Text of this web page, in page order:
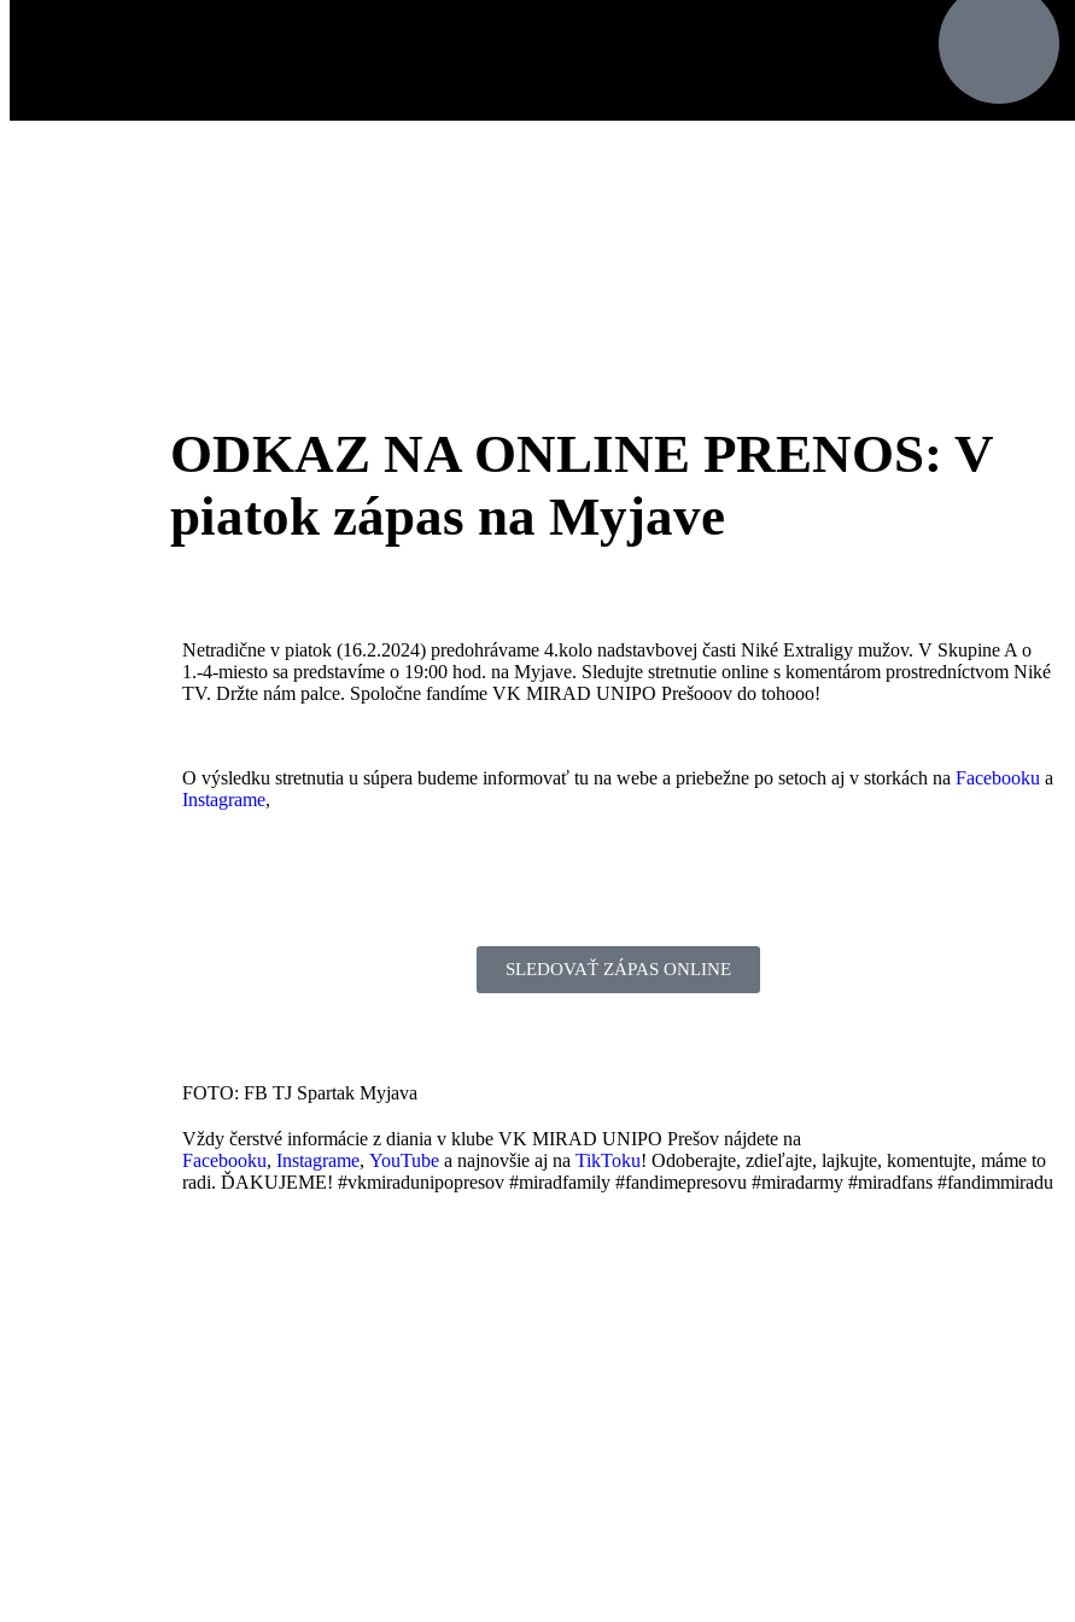
ODKAZ NA ONLINE PRENOS: V
piatok zápas na Myjave
Netradične v piatok (16.2.2024) predohrávame 4.kolo nadstavbovej časti Niké Extraligy mužov. V Skupine A o
1.-4-miesto sa predstavíme o 19:00 hod. na Myjave. Sledujte stretnutie online s komentárom prostredníctvom Niké
TV. Držte nám palce. Spoločne fandíme VK MIRAD UNIPO Prešooov do tohooo!
O výsledku stretnutia u súpera budeme informovať tu na webe a priebežne po setoch aj v storkách na Facebooku a
Instagrame,
SLEDOVAŤ ZÁPAS ONLINE
FOTO: FB TJ Spartak Myjava
Vždy čerstvé informácie z diania v klube VK MIRAD UNIPO Prešov nájdete na
Facebooku, Instagrame, YouTubea najnovšie aj na TikToku! Odoberajte, zdieľajte, lajkujte, komentujte, máme to
radi. ĎAKUJEME! #vkmiradunipopresov #miradfamily #fandimepresovu #miradarmy #miradfans #fandimmiradu